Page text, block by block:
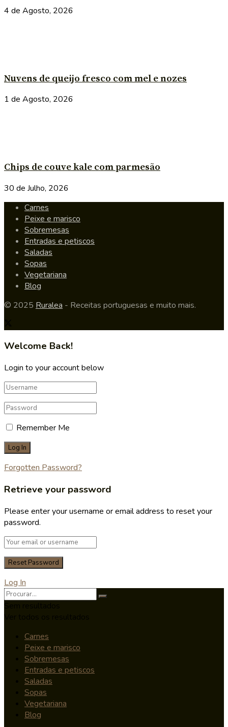
4 de Agosto, 2026
Nuvens de queijo fresco com mel e nozes
1 de Agosto, 2026
Chips de couve kale com parmesão
30 de Julho, 2026
Carnes
Peixe e marisco
Sobremesas
Entradas e petiscos
Saladas
Sopas
Vegetariana
Blog
© 2025 Ruralea - Receitas portuguesas e muito mais.
Welcome Back!
Login to your account below
Remember Me
Forgotten Password?
Retrieve your password
Please enter your username or email address to reset your
password.
Log In
Carnes
Peixe e marisco
Sobremesas
Entradas e petiscos
Saladas
Sopas
Vegetariana
Blog